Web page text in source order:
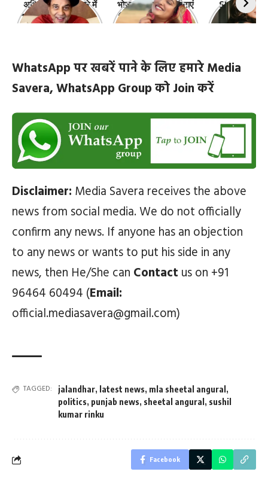
अभिनेता धर्मेंद्र के बारे में
10 रोचक बातें, जिनके बारे
भोजपुरी की ये 10 हसीनाएं
हैं सबसे खूबसूरत | top-
Shefali
‘कांटा लगा
WhatsApp पर खबरें पाने के लिए हमारे Media
Savera, WhatsApp Group को Join करें
Disclaimer: Media Savera receives the above
news from social media. We do not officially
confirm any news. If anyone has an objection
to any news or wants to put his side in any
news, then He/She can Contact us on +91
96464 60494 (Email:
official.mediasavera@gmail.com)
TAGGED: jalandhar, latest news, mla sheetal angural ,
politics, punjab news, sheetal angural , sushil
kumar rinku
Facebook